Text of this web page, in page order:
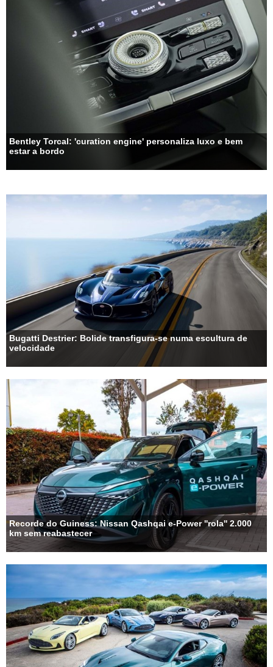
Bentley Torcal: 'curation engine' personaliza luxo e bem
estar a bordo
Bugatti Destrier: Bolide transfigura-se numa escultura de
velocidade
Recorde do Guiness: Nissan Qashqai e-Power ''rola'' 2.000
km sem reabastecer